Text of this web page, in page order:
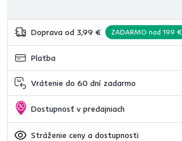
Doprava od 3,99 € ZADARMO nad 199 €
Platba
Vrátenie do 60 dní zadarmo
Dostupnosť v predajniach
Stráženie ceny a dostupnosti